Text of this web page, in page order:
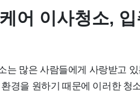
어 이사청소,
많은 사람들에게 사랑받고
경을 원하기 때문에 이러한 청